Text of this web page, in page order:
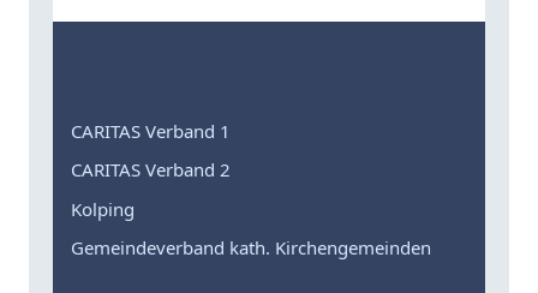
CARITAS Verband 1
CARITAS Verband 2
Kolping
Gemeindeverband kath. Kirchengemeinden